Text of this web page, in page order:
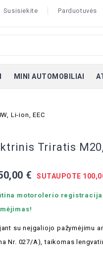
Susisiekite Parduotuvės
MINI AUTOMOBILIAI
Li-ion, EEC
Triratis
€ SUTAUPOTE
motorolerio
su neįgaliojo pažymėjimu
Nr. 027/A), taikomas